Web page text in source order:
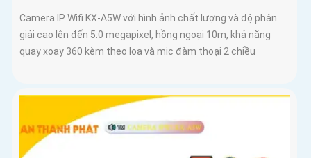
Camera IP Wifi KX-A5W với hình ảnh chất lượng và độ phân
giải cao lên đến 5.0 megapixel, hồng ngoại 10m, khả năng
quay xoay 360 kèm theo loa và mic đàm thoại 2 chiều